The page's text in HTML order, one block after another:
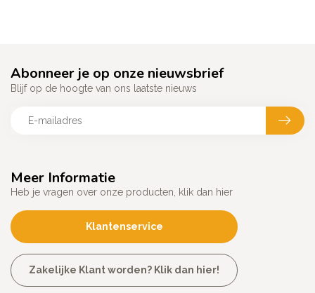
Meer Informatie
Heb je vragen over onze producten, klik dan hier
Klantenservice
Zakelijke Klant worden? Klik dan hier!
Abonneer je op onze nieuwsbrief
Blijf op de hoogte van ons laatste nieuws